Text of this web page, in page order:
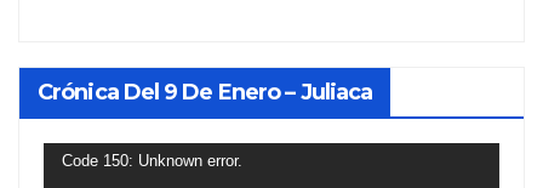
Crónica Del 9 De Enero – Juliaca
Reproductor
Code 150: Unknown error.